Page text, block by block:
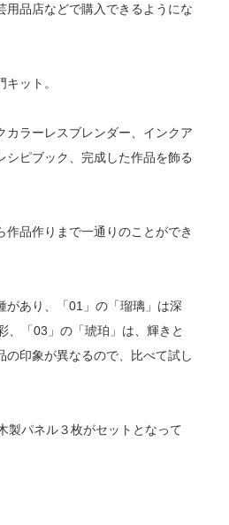
用品店などで購入できるようにな
ット。
カラーレスブレンダー、インクア
ピブック、完成した作品を飾る
品作りまで一通りのことができ
があり、「01」の「瑠璃」は深
、「03」の「琥珀」は、輝きと
印象が異なるので、比べて試し
製パネル３枚がセットとなって